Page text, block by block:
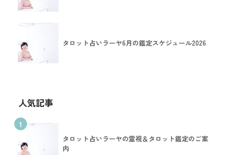
タロット占いラーヤ6月の鑑定スケジュール2026
人気記事
1
タロット占いラーヤの霊視＆タロット鑑定のご案
内